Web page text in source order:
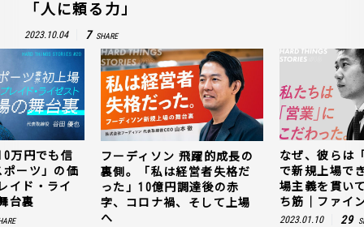
「人に頼る力」
2023.10.04 7 SHARE
万円でも信
ーツ」の価
イド・ライ
台裏
フーディソン 飛躍的成長の
裏側。「私は経営者失格だ
った」10億円調達後の赤
字、コロナ禍、そして上場
へ
なぜ、彼らは
で新規上場で
場主義を貫い
ち筋｜ファイ
2023.01.10 29